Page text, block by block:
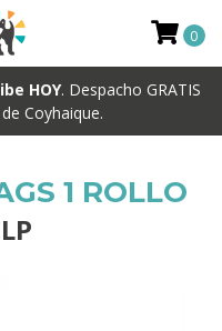
HOY. Despacho GRATIS
Coyhaique.
0
1 ROLLO